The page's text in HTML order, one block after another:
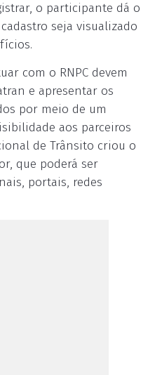
o participante dá o
seja visualizado
com o RNPC devem
e apresentar os
por meio de um
aos parceiros
de Trânsito criou o
que poderá ser
portais, redes